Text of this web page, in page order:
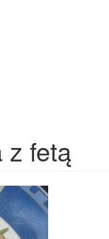
z fetą